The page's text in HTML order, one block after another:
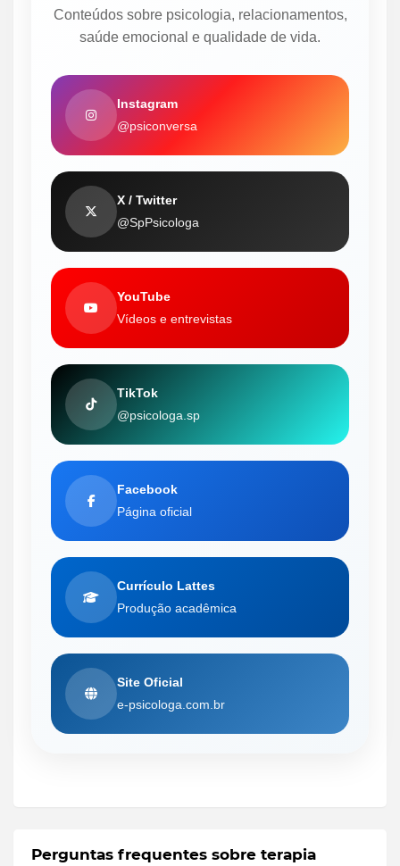
Conteúdos sobre psicologia, relacionamentos,
saúde emocional e qualidade de vida.
Instagram
@psiconversa
X / Twitter
@SpPsicologa
YouTube
Vídeos e entrevistas
TikTok
@psicologa.sp
Facebook
Página oficial
Currículo Lattes
Produção acadêmica
Site Oficial
e-psicologa.com.br
Perguntas frequentes sobre terapia